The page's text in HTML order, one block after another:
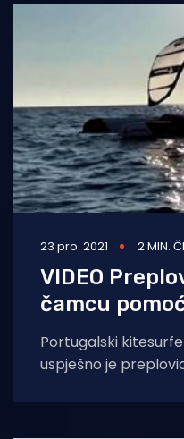
23 pro. 2021 2 MIN.
VIDEO
čamcu
Portugalski
uspješno je
koji je vukao